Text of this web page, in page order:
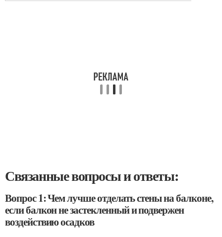
Связанные вопросы и ответы:
Вопрос 1: Чем лучше отделать стены на балконе,
если балкон не застекленный и подвержен
воздействию осадков